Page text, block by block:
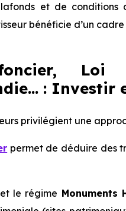
et de conditions
bénéficie d’un
Loi
:
privilégient une
permet de déduire des
le régime Monuments